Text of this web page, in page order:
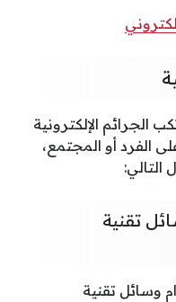
الجرائم الإلكترونية
الفرد أو المجتمع،
تقنية
وسائل تقنية